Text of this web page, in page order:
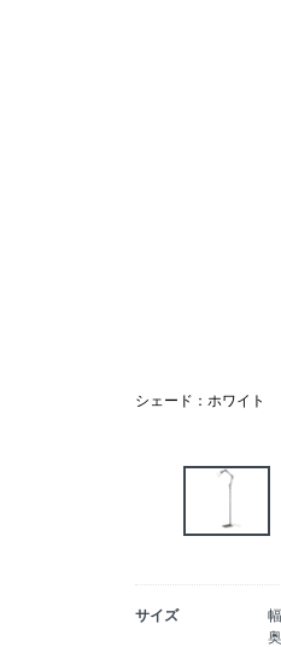
シェード：ホワイト
サイズ 幅